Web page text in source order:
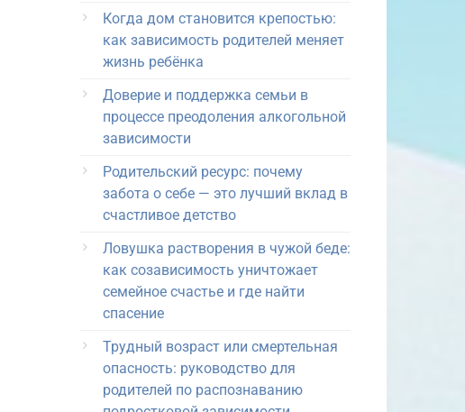
Когда дом становится крепостью:
как зависимость родителей меняет
жизнь ребёнка
Доверие и поддержка семьи в
процессе преодоления алкогольной
зависимости
Родительский ресурс: почему
забота о себе — это лучший вклад в
счастливое детство
Ловушка растворения в чужой беде:
как созависимость уничтожает
семейное счастье и где найти
спасение
Трудный возраст или смертельная
опасность: руководство для
родителей по распознаванию